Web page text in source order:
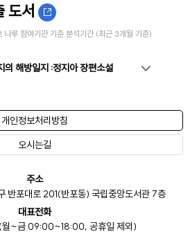
도서
나루 참여기관 기준 분석기간 (최근 3개월 기준)
의 해방일지 :정지아 장편소설
개인정보처리방침
오시는길
주소
반포대로 201(반포동) 국립중앙도서관 7층
대표전화
~금 09:00~18:00, 공휴일 제외)